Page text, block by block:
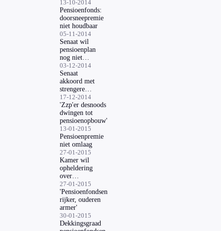
13-10-2014
Pensioenfonds:
doorsneepremie
niet houdbaar
05-11-2014
Senaat wil
pensioenplan
nog niet
behandelen
03-12-2014
Senaat
akkoord met
strengere
pensioenregels
17-12-2014
'Zzp'er desnoods
dwingen tot
pensioenopbouw'
13-01-2015
Pensioenpremie
niet omlaag
27-01-2015
Kamer wil
opheldering
over
pensioenpremies
27-01-2015
'Pensioenfondsen
rijker, ouderen
armer'
30-01-2015
Dekkingsgraad